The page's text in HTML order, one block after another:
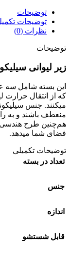
توضیحات
توضیحات
نظرات (0)
توضیحات
زیر لیوانی
که از انتقال حرارت
میکنند. جنس
منعطف باشند و به
هم‌چنین طرح هندسی
فضای شما میدهد.
توضیحات تکمیلی
تعداد در بسته
جنس
اندازه
قابل شستشو